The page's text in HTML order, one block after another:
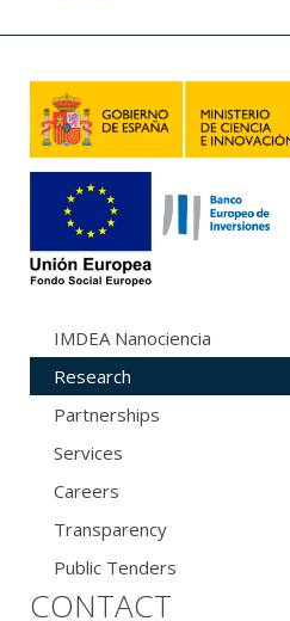
IMDEA Nanociencia
Research
Partnerships
Services
Careers
Transparency
Public Tenders
CONTACT